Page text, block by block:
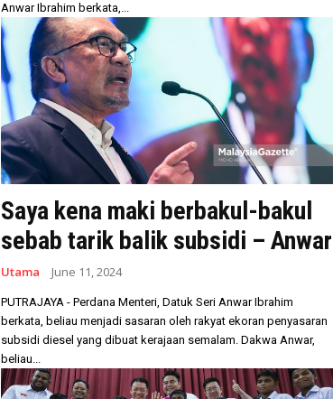
Anwar Ibrahim berkata,...
Saya kena maki berbakul-bakul
sebab tarik balik subsidi – Anwar
Utama June 11, 2024
PUTRAJAYA - Perdana Menteri, Datuk Seri Anwar Ibrahim
berkata, beliau menjadi sasaran oleh rakyat ekoran penyasaran
subsidi diesel yang dibuat kerajaan semalam. Dakwa Anwar,
beliau...